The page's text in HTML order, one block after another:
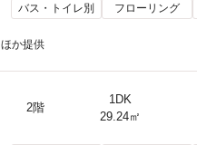
バス・トイレ別 フローリング
ほか提供
2階
1DK
29.24㎡